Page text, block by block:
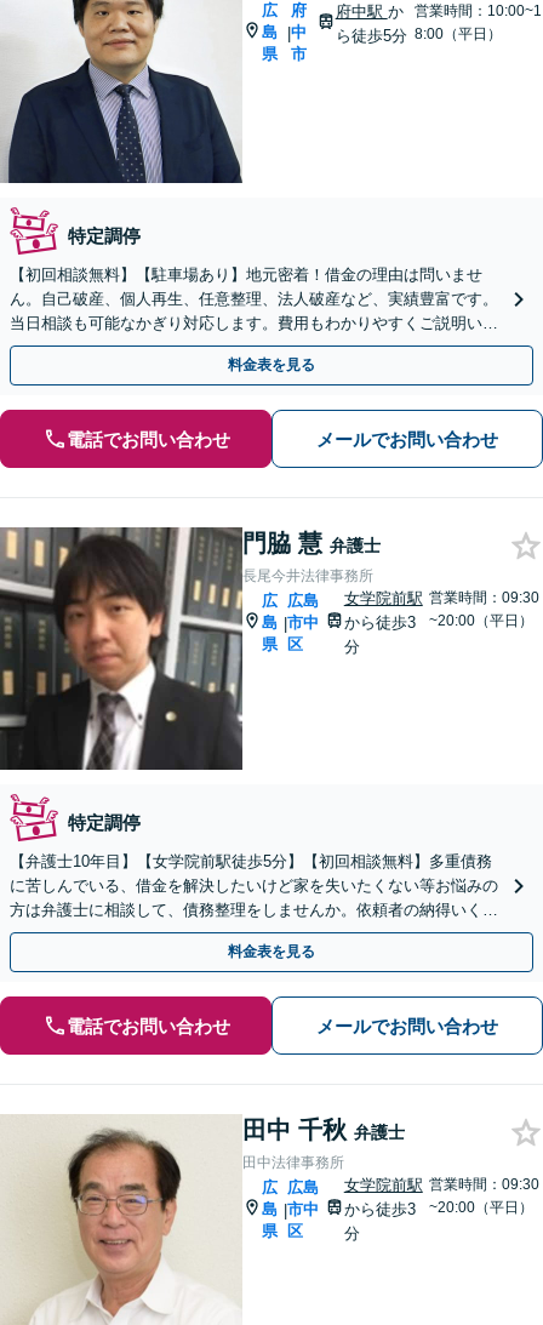
広
島
県
|
府
中
市
府中駅 か
ら徒歩5分
営業時間：10:00~1
8:00（平日）
特定調停
【初回相談無料】【駐車場あり】地元密着！借金の理由は問いませ
ん。自己破産、個人再生、任意整理、法人破産など、実績豊富です。
当日相談も可能なかぎり対応します。費用もわかりやすくご説明いた
します【秘密厳守】【法テラス利用可】
料金表を見る
電話でお問い合わせ メールでお問い合わせ
門脇 慧 弁護士
長尾今井法律事務所
広
島
県
|
広島
市中
区
女学院前駅
から徒歩3
分
営業時間：09:30
~20:00（平日）
特定調停
【弁護士10年目】【女学院前駅徒歩5分】【初回相談無料】多重債務
に苦しんでいる、借金を解決したいけど家を失いたくない等お悩みの
方は弁護士に相談して、債務整理をしませんか。依頼者の納得いく解
決をします【夜間土日祝対応可能】【Zoom面談可能】
料金表を見る
電話でお問い合わせ メールでお問い合わせ
田中 千秋 弁護士
田中法律事務所
広
島
県
|
広島
市中
区
女学院前駅
から徒歩3
分
営業時間：09:30
~20:00（平日）